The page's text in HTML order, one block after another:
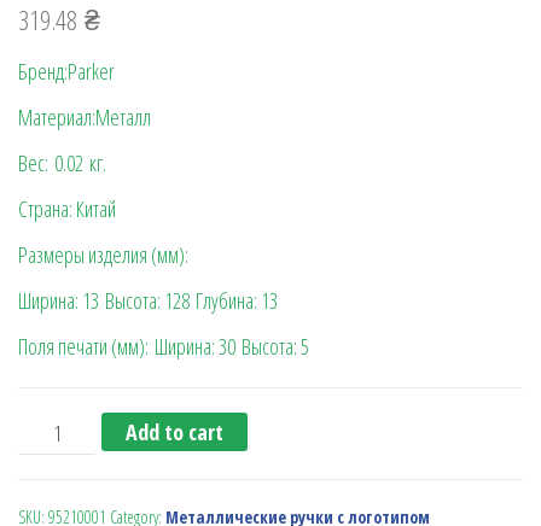
319.48 ₴
Бренд:Parker
Материал:Металл
Вес: 0.02 кг.
Страна: Китай
Размеры изделия (мм):
Ширина: 13 Высота: 128 Глубина: 13
Поля печати (мм): Ширина: 30 Высота: 5
Ручка шариковая Jotter Standard (Parker) quantity
Add to cart
SKU: 95210001 Category: Металлические ручки с логотипом